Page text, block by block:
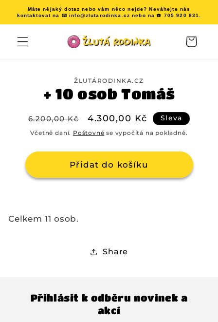
Přejít k
obsahu
Máte nějaký dotaz nebo vám něco nejde? Neváhejte nás
kontaktovat na 📧 info@zlutarodinka.cz nebo na ☎️ 705 920 831.
Košík
produktu
ŽLUTÁRODINKA.CZ
+ 10 osob Tomáš
Běžná
cena
6.200,00 Kč
Výprodejová
cena
4.300,00 Kč Sleva
Včetně daní. Poštovné se vypočítá na pokladně.
Přidat do košíku
Celkem 11 osob.
Share
Přihlásit k odběru novinek a
akcí